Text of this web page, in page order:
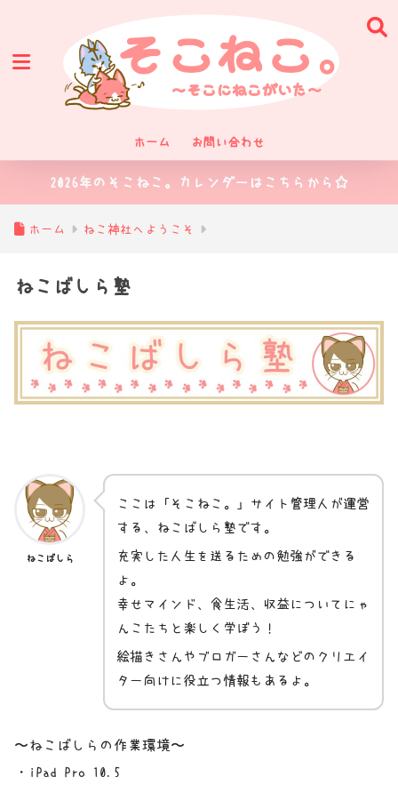
ホーム お問い合わせ
2026年のそこねこ。カレンダーはこちらから☆
ホーム ねこ神社へようこそ
ねこばしら塾
ねこばしら
ここは「そこねこ。」サイト管理人が運営
する、ねこばしら塾です。
充実した人生を送るための勉強ができる
よ。
幸せマインド、食生活、収益についてにゃ
んこたちと楽しく学ぼう！
絵描きさんやブロガーさんなどのクリエイ
ター向けに役立つ情報もあるよ。
〜ねこばしらの作業環境〜
・iPad Pro 10.5